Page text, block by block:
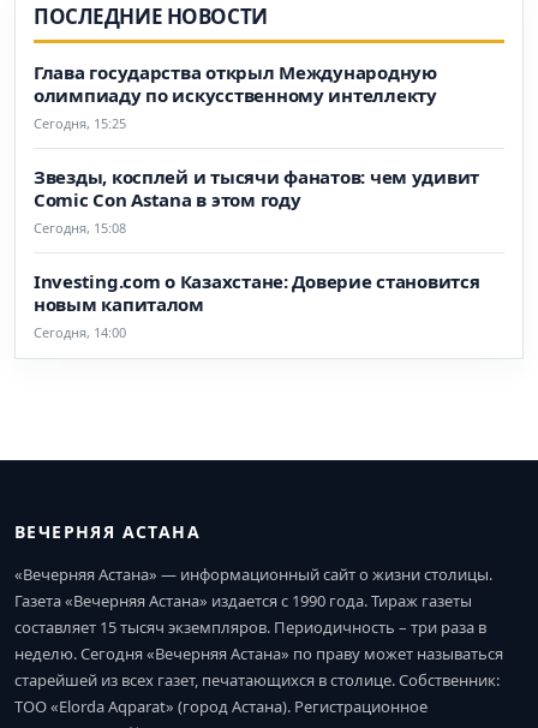
ПОСЛЕДНИЕ НОВОСТИ
Глава государства открыл Международную
олимпиаду по искусственному интеллекту
Сегодня, 15:25
Звезды, косплей и тысячи фанатов: чем удивит
Comic Con Astana в этом году
Сегодня, 15:08
Investing.com о Казахстане: Доверие становится
новым капиталом
Сегодня, 14:00
ВЕЧЕРНЯЯ АСТАНА
«Вечерняя Астана» — информационный сайт о жизни столицы.
Газета «Вечерняя Астана» издается с 1990 года. Тираж газеты
составляет 15 тысяч экземпляров. Периодичность – три раза в
неделю. Сегодня «Вечерняя Астана» по праву может называться
старейшей из всех газет, печатающихся в столице. Собственник:
ТОО «Elorda Aqparat» (город Астана). Регистрационное